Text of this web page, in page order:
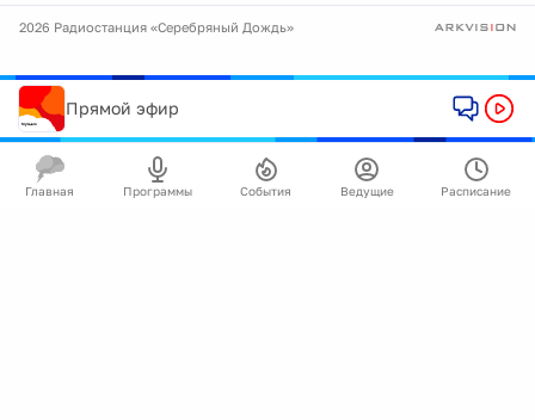
2026 Радиостанция «Серебряный Дождь»
Прямой эфир
Главная Программы События Ведущие Расписание